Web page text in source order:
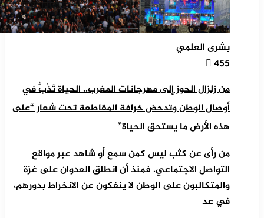
بشرى العلمي
455
من زلزال الحوز إلى مهرجانات المغرب.. الحياة تَذُبُّ في
أوصال الوطن وتدحض خرافة المقاطعة تحت شعار “على
هذه الأرض ما يستحق الحياة”
من رأى عن كثب ليس كمن سمع أو شاهد عبر مواقع
التواصل الاجتماعي. فمنذ أن انطلق العدوان على غزة
والمتكالبون على الوطن لا ينفكون عن الانخراط بدورهم،
في عد